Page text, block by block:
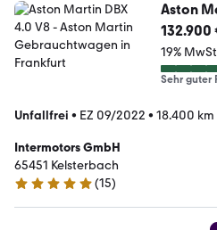
Aston
132.900
19%
Sehr guter
Unfallfrei • EZ 09/2022 • 18.400 km
Intermotors GmbH
65451 Kelsterbach
5 Sterne
(15)